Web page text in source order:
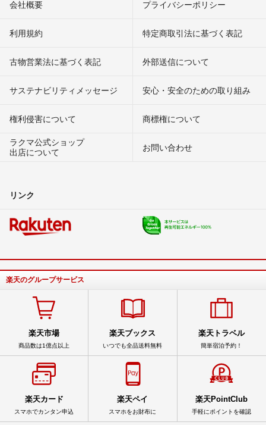
会社概要 プライバシーポリシー
利用規約 特定商取引法に基づく表記
古物営業法に基づく表記 外部送信について
サステナビリティメッセージ 安心・安全のための取り組み
権利侵害について
商標権について
ラクマ公式ショップ
出店について
お問い合わせ
リンク
楽天のグループサービス
楽天市場
商品数は1億点以上
楽天ブックス
いつでも全品送料無料
楽天トラベル
簡単宿泊予約！
楽天カード
スマホでカンタン申込
楽天ペイ
スマホをお財布に
楽天PointClub
手軽にポイントを確認